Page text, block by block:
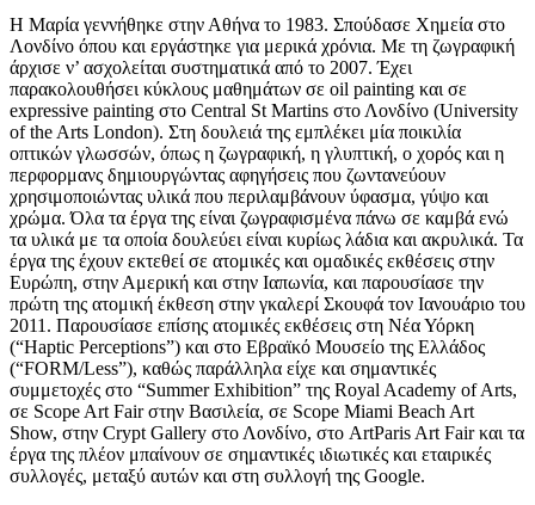
Η Μαρία γεννήθηκε στην Αθήνα το 1983. Σπούδασε Χημεία στο
Λονδίνο όπου και εργάστηκε για μερικά χρόνια. Με τη ζωγραφική
άρχισε ν’ ασχολείται συστηματικά από το 2007. Έχει
παρακολουθήσει κύκλους μαθημάτων σε oil painting και σε
expressive painting στο Central St Martins στο Λονδίνο (University
of the Arts London). Στη δουλειά της εμπλέκει μία ποικιλία
οπτικών γλωσσών, όπως η ζωγραφική, η γλυπτική, ο χορός και η
περφορμανς δημιουργώντας αφηγήσεις που ζωντανεύουν
χρησιμοποιώντας υλικά που περιλαμβάνουν ύφασμα, γύψο και
χρώμα. Όλα τα έργα της είναι ζωγραφισμένα πάνω σε καμβά ενώ
τα υλικά με τα οποία δουλεύει είναι κυρίως λάδια και ακρυλικά. Τα
έργα της έχουν εκτεθεί σε ατομικές και ομαδικές εκθέσεις στην
Ευρώπη, στην Αμερική και στην Ιαπωνία, και παρουσίασε την
πρώτη της ατομική έκθεση στην γκαλερί Σκουφά τον Ιανουάριο του
2011. Παρουσίασε επίσης ατομικές εκθέσεις στη Νέα Υόρκη
(“Haptic Perceptions”) και στο Εβραϊκό Μουσείο της Ελλάδος
(“FORM/Less”), καθώς παράλληλα είχε και σημαντικές
συμμετοχές στο “Summer Exhibition” της Royal Academy of Arts,
σε Scope Art Fair στην Βασιλεία, σε Scope Miami Beach Art
Show, στην Crypt Gallery στο Λονδίνο, στο ArtParis Art Fair και τα
έργα της πλέον μπαίνουν σε σημαντικές ιδιωτικές και εταιρικές
συλλογές, μεταξύ αυτών και στη συλλογή της Google.